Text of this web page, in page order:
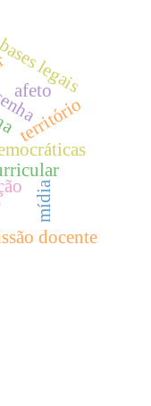
território
mídia
legais
docente
afeto